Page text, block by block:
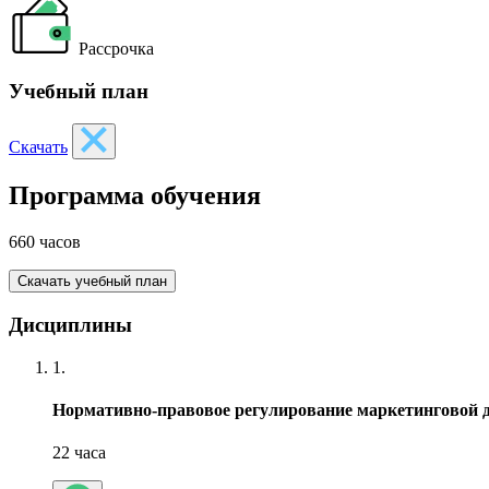
Рассрочка
Учебный план
Скачать
Программа обучения
660 часов
Скачать учебный план
Дисциплины
1.
Нормативно-правовое регулирование маркетинговой
22 часа